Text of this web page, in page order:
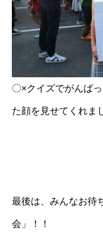
〇×クイズでがんば
た顔を見せてくれま
最後は、みんなお待
会」！！